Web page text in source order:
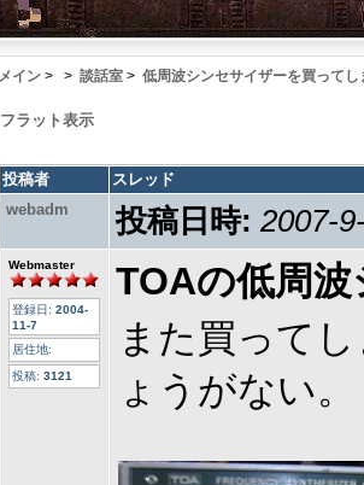
メイン > > 談話室 > 低周波シンセサイザーを買ってし
フラット表示
投稿者
スレッド
webadm
投稿日時: 2007-
Webmaster
登録日: 2004-
11-7
居住地:
投稿: 3121
TOAの低周
また買って
ょうがない。